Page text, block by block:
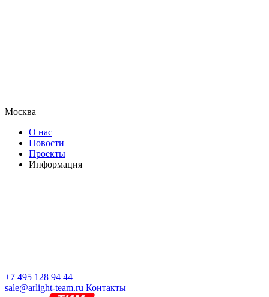
Москва
О нас
Новости
Проекты
Информация
+7 495 128 94 44
sale@arlight-team.ru Контакты